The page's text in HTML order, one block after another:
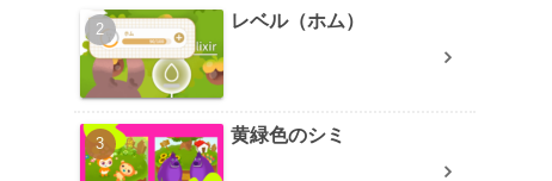
レベル（ホム）
黄緑色のシミ